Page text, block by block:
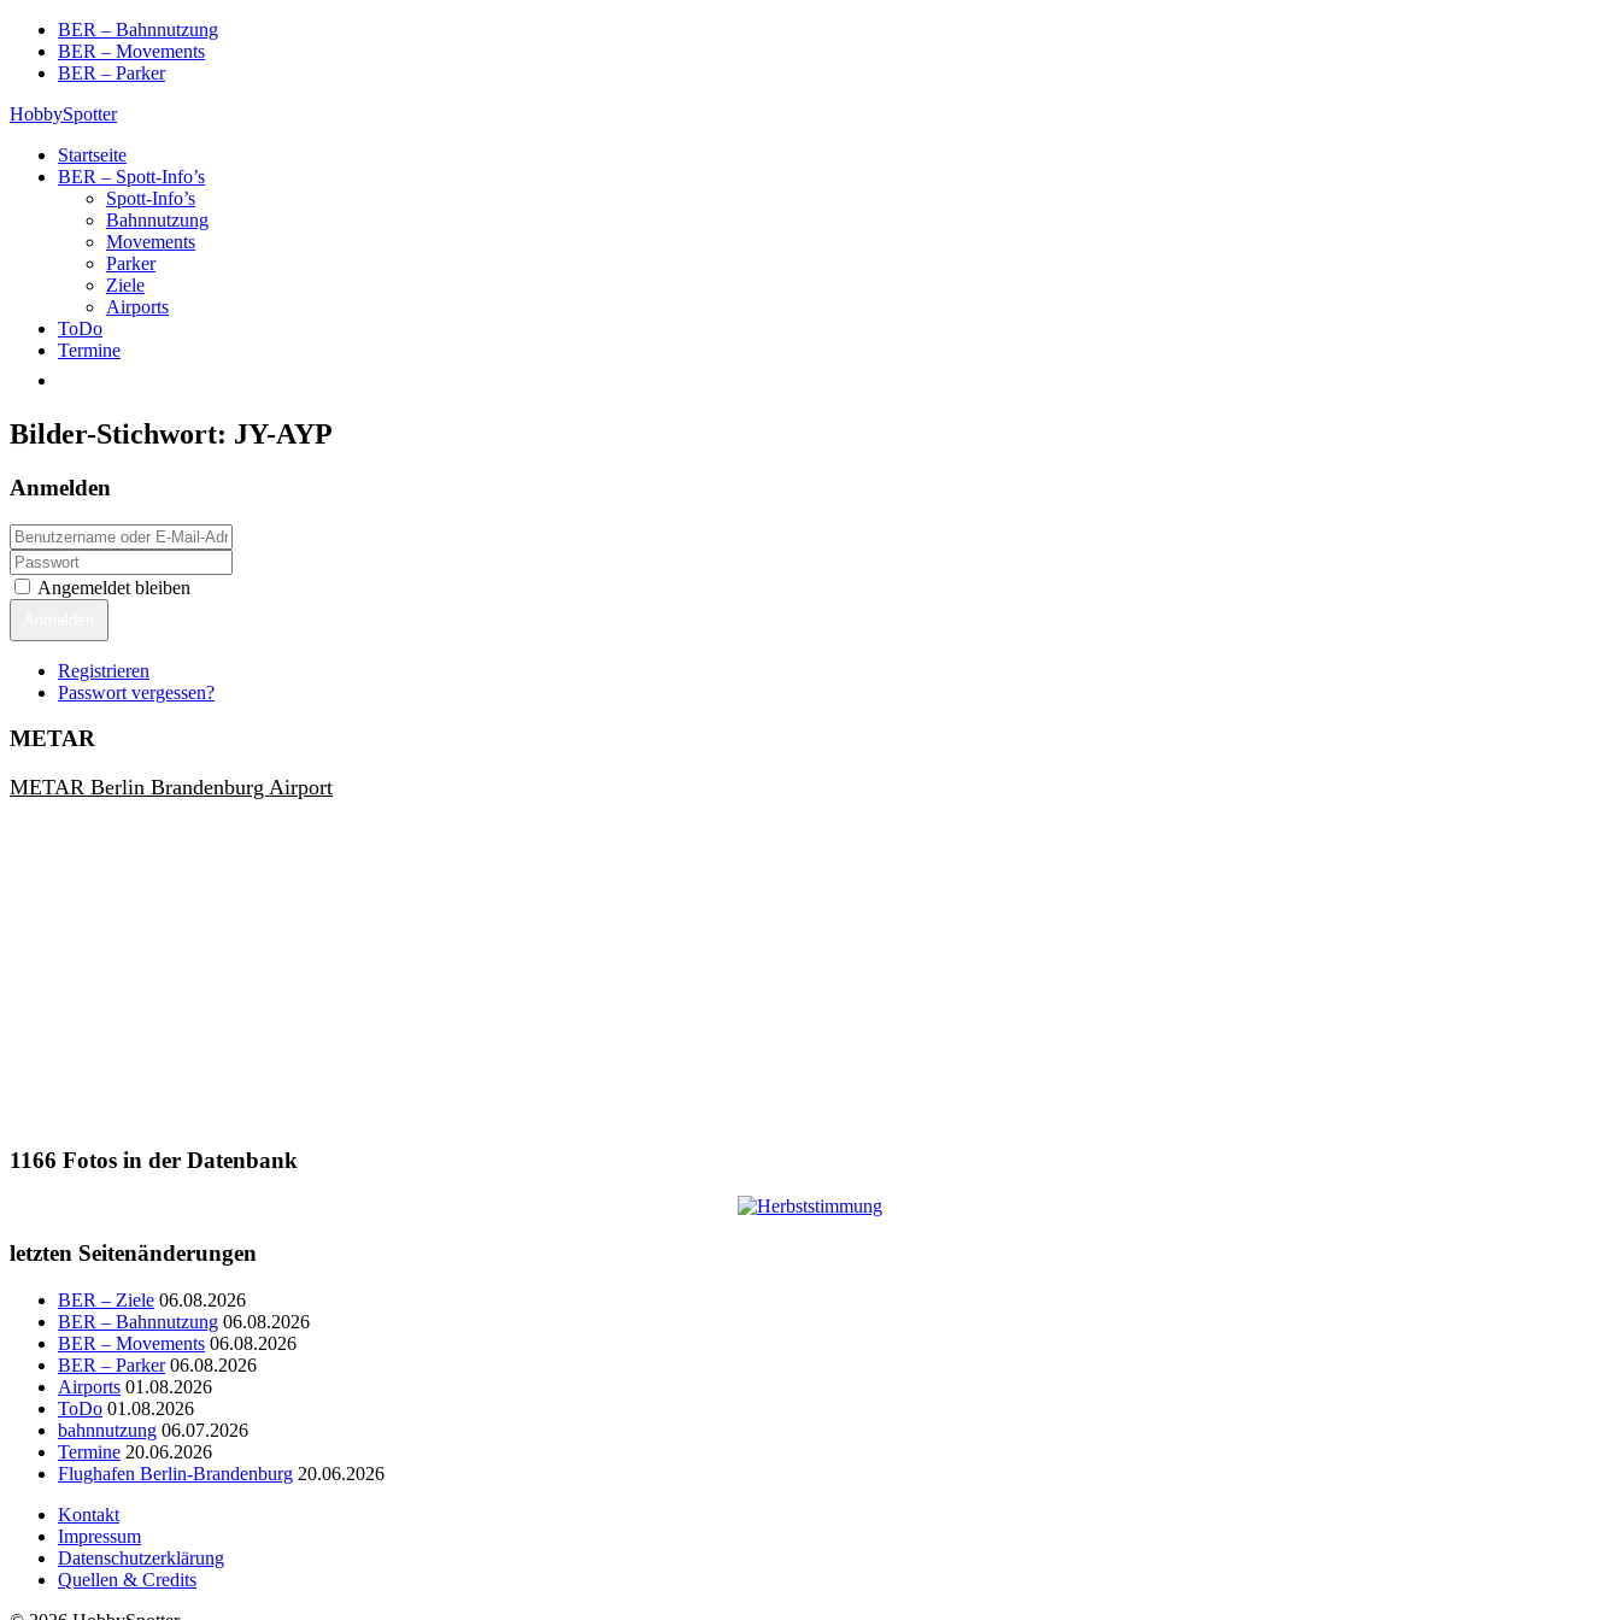
Skip
content
BER – Bahnnutzung
BER – Movements
BER – Parker
HobbySpotter
Startseite
BER – Spott-Info’s
Spott-Info’s
Bahnnutzung
Movements
Parker
Ziele
Airports
ToDo
Termine
Bilder-Stichwort: JY-AYP
Anmelden
Angemeldet bleiben
Registrieren
Passwort vergessen?
METAR
METAR Berlin Brandenburg Airport
1166 Fotos in der Datenbank
letzten Seitenänderungen
BER – Ziele 06.08.2026
BER – Bahnnutzung 06.08.2026
BER – Movements 06.08.2026
BER – Parker 06.08.2026
Airports 01.08.2026
ToDo 01.08.2026
bahnnutzung 06.07.2026
Termine 20.06.2026
Flughafen Berlin-Brandenburg 20.06.2026
Kontakt
Impressum
Datenschutzerklärung
Quellen & Credits